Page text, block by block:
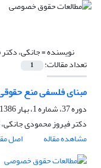
نویسنده =جانکی،
تعداد مقالات: 1
مبنای فلسفی منع
دوره 37، شماره 1، بهار 1386
دکتر فیروز محمودی
مشاهده مقاله
اصل